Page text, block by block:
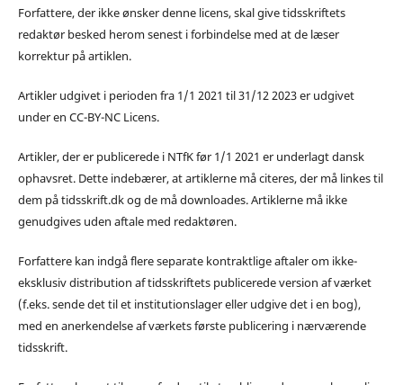
Forfattere, der ikke ønsker denne licens, skal give tidsskriftets
redaktør besked herom senest i forbindelse med at de læser
korrektur på artiklen.
Artikler udgivet i perioden fra 1/1 2021 til 31/12 2023 er udgivet
under en CC-BY-NC Licens.
Artikler, der er publicerede i NTfK før 1/1 2021 er underlagt dansk
ophavsret. Dette indebærer, at artiklerne må citeres, der må linkes til
dem på tidsskrift.dk og de må downloades. Artiklerne må ikke
genudgives uden aftale med redaktøren.
Forfattere kan indgå flere separate kontraktlige aftaler om ikke-
eksklusiv distribution af tidsskriftets publicerede version af værket
(f.eks. sende det til et institutionslager eller udgive det i en bog),
med en anerkendelse af værkets første publicering i nærværende
tidsskrift.